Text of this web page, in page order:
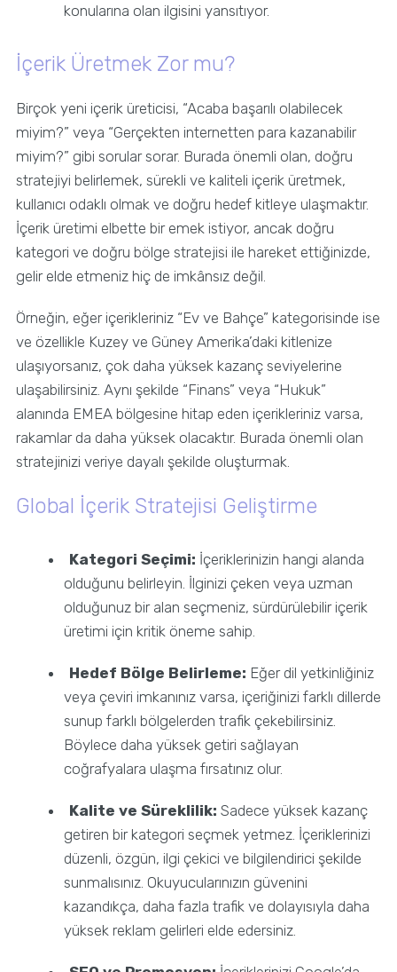
konularına olan ilgisini yansıtıyor.
İçerik Üretmek Zor mu?
Birçok yeni içerik üreticisi, “Acaba başarılı olabilecek
miyim?” veya “Gerçekten internetten para kazanabilir
miyim?” gibi sorular sorar. Burada önemli olan, doğru
stratejiyi belirlemek, sürekli ve kaliteli içerik üretmek,
kullanıcı odaklı olmak ve doğru hedef kitleye ulaşmaktır.
İçerik üretimi elbette bir emek istiyor, ancak doğru
kategori ve doğru bölge stratejisi ile hareket ettiğinizde,
gelir elde etmeniz hiç de imkânsız değil.
Örneğin, eğer içerikleriniz “Ev ve Bahçe” kategorisinde ise
ve özellikle Kuzey ve Güney Amerika’daki kitlenize
ulaşıyorsanız, çok daha yüksek kazanç seviyelerine
ulaşabilirsiniz. Aynı şekilde “Finans” veya “Hukuk”
alanında EMEA bölgesine hitap eden içerikleriniz varsa,
rakamlar da daha yüksek olacaktır. Burada önemli olan
stratejinizi veriye dayalı şekilde oluşturmak.
Global İçerik Stratejisi Geliştirme
Kategori Seçimi: İçeriklerinizin hangi alanda
olduğunu belirleyin. İlginizi çeken veya uzman
olduğunuz bir alan seçmeniz, sürdürülebilir içerik
üretimi için kritik öneme sahip.
Hedef Bölge Belirleme: Eğer dil yetkinliğiniz
veya çeviri imkanınız varsa, içeriğinizi farklı dillerde
sunup farklı bölgelerden trafik çekebilirsiniz.
Böylece daha yüksek getiri sağlayan
coğrafyalara ulaşma fırsatınız olur.
Kalite ve Süreklilik: Sadece yüksek kazanç
getiren bir kategori seçmek yetmez. İçeriklerinizi
düzenli, özgün, ilgi çekici ve bilgilendirici şekilde
sunmalısınız. Okuyucularınızın güvenini
kazandıkça, daha fazla trafik ve dolayısıyla daha
yüksek reklam gelirleri elde edersiniz.